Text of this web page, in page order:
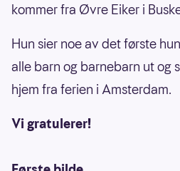
kommer fra Øvre Eiker i
Hun sier noe av det første
alle barn og barnebarn ut og
hjem fra ferien i Amsterdam.
Vi gratulerer!